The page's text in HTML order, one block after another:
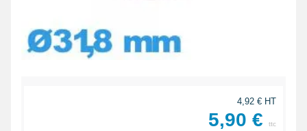
4,92 € HT
5,90 € ttc